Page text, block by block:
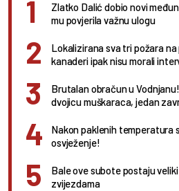
Zlatko Dalić dobio novi
mu povjerila važnu ulogu
Lokalizirana sva tri požara
kanaderi ipak nisu morali
Brutalan obračun u
dvojicu muškaraca, jedan
Nakon paklenih temperatura
osvježenje!
Bale ove subote postaju
zvijezdama